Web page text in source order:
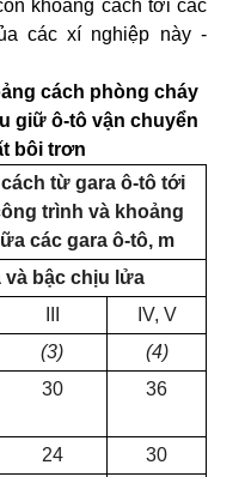
khoảng cách tới các
các xí nghiệp này -
cách phòng cháy
giữ ô-tô vận chuyển
bôi trơn
từ gara ô-tô tới
trình và khoảng
các gara ô-tô, m
và bậc chịu lửa
IV, V
(3)
(4)
30 36
24
30